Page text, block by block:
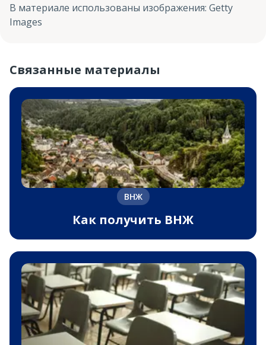
В материале использованы изображения: Getty
Images
Связанные материалы
ВНЖ
Как получить ВНЖ